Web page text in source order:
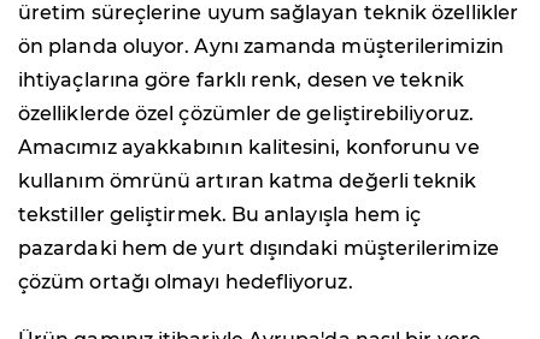
üretim süreçlerine uyum sağlayan teknik özellikler
ön planda oluyor. Aynı zamanda müşterilerimizin
ihtiyaçlarına göre farklı renk, desen ve teknik
özelliklerde özel çözümler de geliştirebiliyoruz.
Amacımız ayakkabının kalitesini, konforunu ve
kullanım ömrünü artıran katma değerli teknik
tekstiller geliştirmek. Bu anlayışla hem iç
pazardaki hem de yurt dışındaki müşterilerimize
çözüm ortağı olmayı hedefliyoruz.